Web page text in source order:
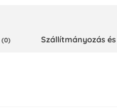
(0) Szállítmányozás